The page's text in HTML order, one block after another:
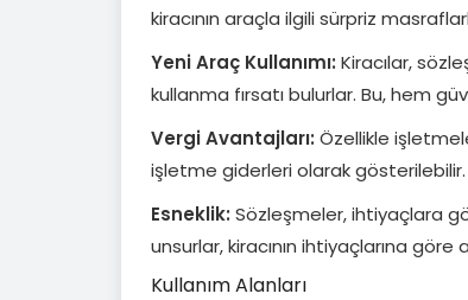
kiracının araçla ilgili sürpriz
Yeni Araç Kullanımı: Kiracılar,
kullanma fırsatı bulurlar. Bu, hem
Vergi Avantajları: Özellikle
işletme giderleri olarak gösterilebilir.
Esneklik: Sözleşmeler, ihtiyaçlara
unsurlar, kiracının ihtiyaçlarına göre
Kullanım Alanları